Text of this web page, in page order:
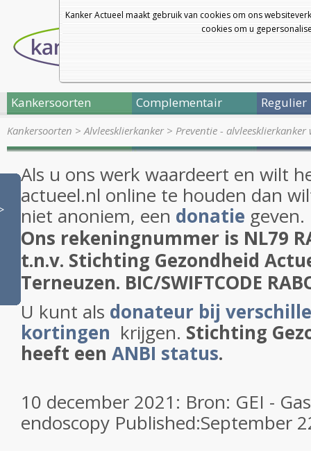
Kanker Actueel maakt gebruik van cookies om ons
cookies om u
Kankersoorten Complementair Regulier
Kankersoorten >Alvleesklierkanker> Preventie -
Als u ons werk waardeert en wilt
actueel.nl online te houden dan
niet anoniem, een donatie geven.
Ons rekeningnummer is NL79
t.n.v. Stichting Gezondheid
Terneuzen. BIC/SWIFTCODE
U kunt als donateur bij
kortingen krijgen. Stichting
heeft een ANBI status.
10 december 2021: Bron: GEI -
endoscopy Published:September